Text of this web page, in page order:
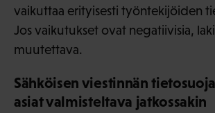
vaikuttaa erityisesti työntekijöiden
Jos vaikutukset ovat negatiivisia,
muutettava.
Sähköisen viestinnän
asiat valmisteltava jatkossakin